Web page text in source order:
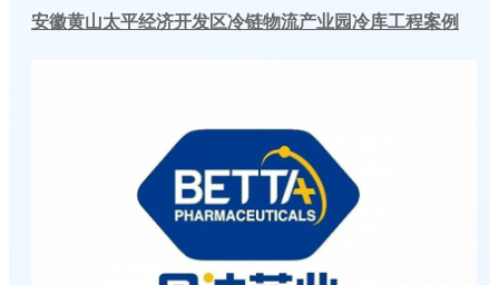
安徽黄山太平经济开发区冷链物流产业园冷库工程案例